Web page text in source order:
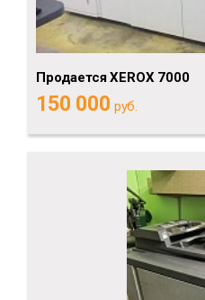
Продается XEROX 7000
150 000 руб.